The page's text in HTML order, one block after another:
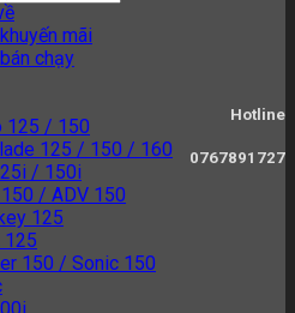
Hotline
0767891727
mãi
chạy
125 / 150
125 / 150 / 160
/ 150i
/ ADV 150
125
125
150 / Sonic 150